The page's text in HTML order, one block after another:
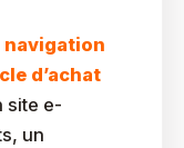
d’achat
site e-
un